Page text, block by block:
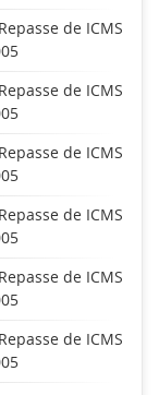
de ICMS
de ICMS
de ICMS
de ICMS
de ICMS
de ICMS